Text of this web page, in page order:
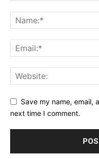
Save my name, email,
next time I comment.